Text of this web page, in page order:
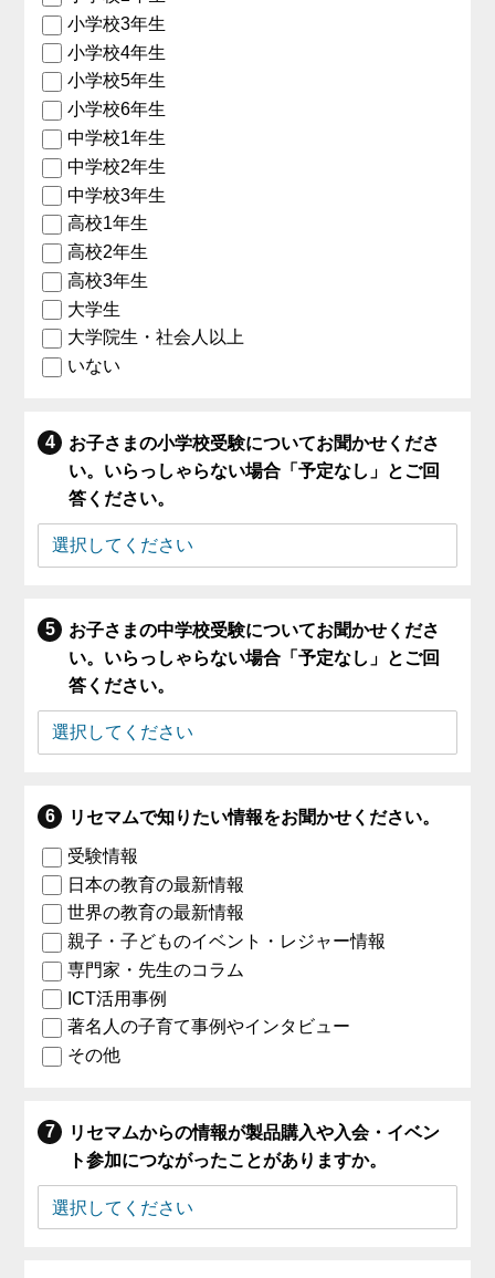
小学校3年生
小学校4年生
小学校5年生
小学校6年生
中学校1年生
中学校2年生
中学校3年生
高校1年生
高校2年生
高校3年生
大学生
大学院生・社会人以上
いない
お子さまの小学校受験についてお聞かせくださ
い。いらっしゃらない場合「予定なし」とご回
答ください。
お子さまの中学校受験についてお聞かせくださ
い。いらっしゃらない場合「予定なし」とご回
答ください。
リセマムで知りたい情報をお聞かせください。
受験情報
日本の教育の最新情報
世界の教育の最新情報
親子・子どものイベント・レジャー情報
専門家・先生のコラム
ICT活用事例
著名人の子育て事例やインタビュー
その他
リセマムからの情報が製品購入や入会・イベン
ト参加につながったことがありますか。